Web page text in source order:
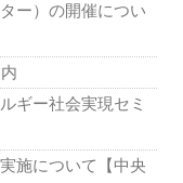
ー）の開催につい
ギー社会実現セミ
施について【中央